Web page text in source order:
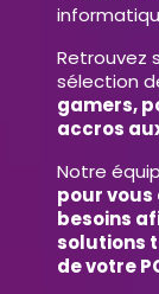
Retrouvez
sélection
gamers,
accros
Notre
pour vous
besoins
solutions
de votre